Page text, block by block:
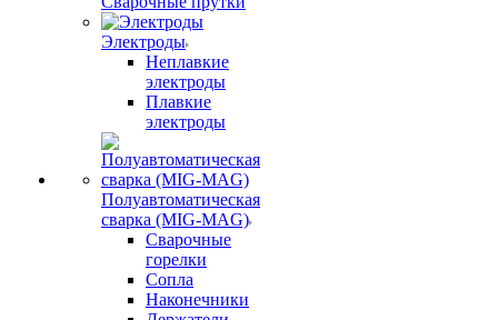
Электроды
Неплавкие
электроды
Плавкие
электроды
Полуавтоматическая
сварка (MIG-MAG)
Сварочные
горелки
Сопла
Наконечники